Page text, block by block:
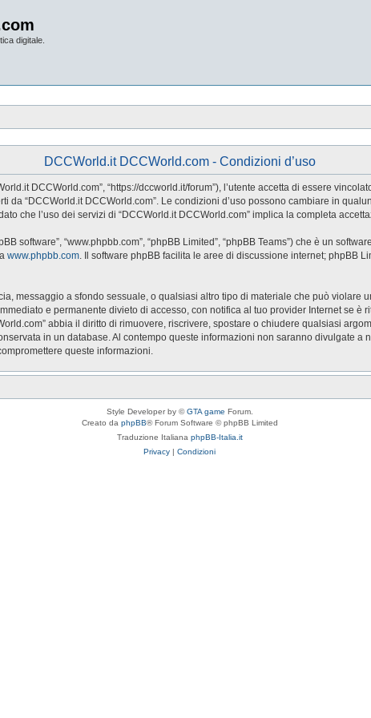
digitale.
DCCWorld.it DCCWorld.com - Condizioni d’uso
DCCWorld.com”, “https://dccworld.it/forum”), l’utente accetta di essere
da “DCCWorld.it DCCWorld.com”. Le condizioni d’uso possono cambiare in
che l’uso dei servizi di “DCCWorld.it DCCWorld.com” implica la completa
software”, “www.phpbb.com”, “phpBB Limited”, “phpBB Teams”) che è un
www.phpbb.com. Il software phpBB facilita le aree di discussione internet; phpBB
messaggio a sfondo sessuale, o qualsiasi altro tipo di materiale che può violare
e permanente divieto di accesso, con notifica al tuo provider Internet se
abbia il diritto di rimuovere, riscrivere, spostare o chiudere qualsiasi
in un database. Al contempo queste informazioni non saranno divulgate a
queste informazioni.
Style Developer by ©GTA game Forum.
Creato da phpBB® Forum Software © phpBB Limited
Traduzione Italiana phpBB-Italia.it
Privacy | Condizioni